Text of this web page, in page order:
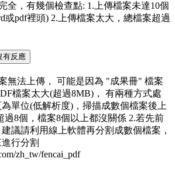
全，有幾個檢查點: 1.上傳檔案未達10個
或pdf裡頭) 2.上傳檔案太大，總檔案超過
有反應
無法上傳， 可能是因為 "成果冊" 檔案
檔案太大(超過8MB)， 有兩種方式處
單位(低解析度)，掃描成數個檔案後上
過8個，檔案8個以上都沒關係 2.若先前
議請利用線上軟體再分割成數個檔案，
行分割
zh_tw/fencai_pdf